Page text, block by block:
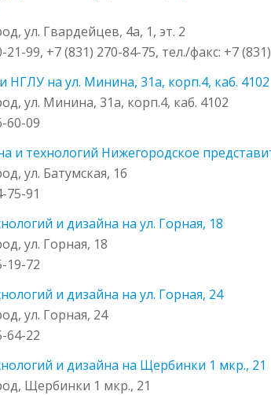
ул. Гвардейцев, 4а, 1, эт. 2
21-99, +7 (831) 270-84-75, тел./факс: +7
НГЛУ на ул. Минина, 31а, корп.4, каб. 4102
ул. Минина, 31а, корп.4, каб. 4102
60-09
и технологий Нижегородское
ул. Батумская, 1б
75-91
и дизайна на ул. Горная, 18
ул. Горная, 18
19-72
и дизайна на ул. Горная, 24
ул. Горная, 24
64-22
и дизайна на Щербинки 1 мкр., 21
Щербинки 1 мкр., 21